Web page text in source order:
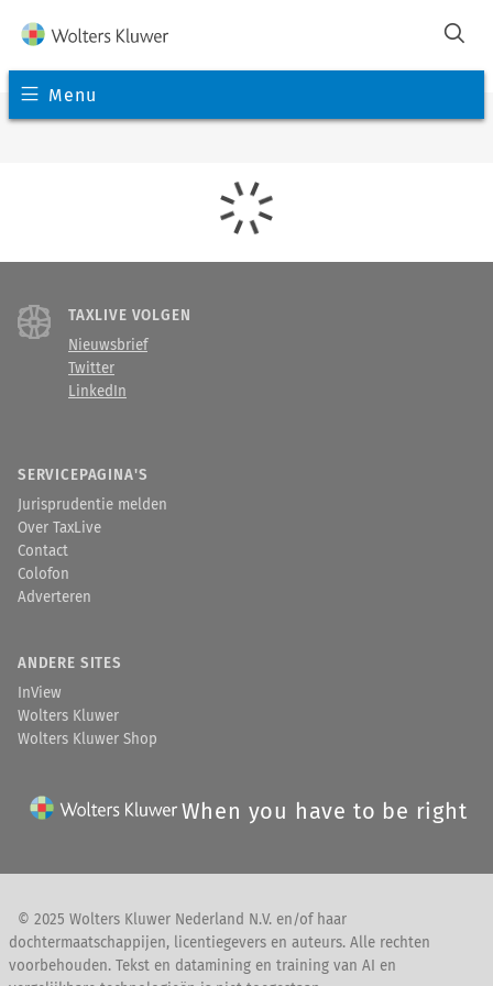
Menu
TAXLIVE VOLGEN
Nieuwsbrief
Twitter
LinkedIn
SERVICEPAGINA'S
Jurisprudentie melden
Over TaxLive
Contact
Colofon
Adverteren
ANDERE SITES
InView
Wolters Kluwer
Wolters Kluwer Shop
When you have to be right
© 2025 Wolters Kluwer Nederland N.V. en/of haar
dochtermaatschappijen, licentiegevers en auteurs. Alle rechten
voorbehouden. Tekst en datamining en training van AI en